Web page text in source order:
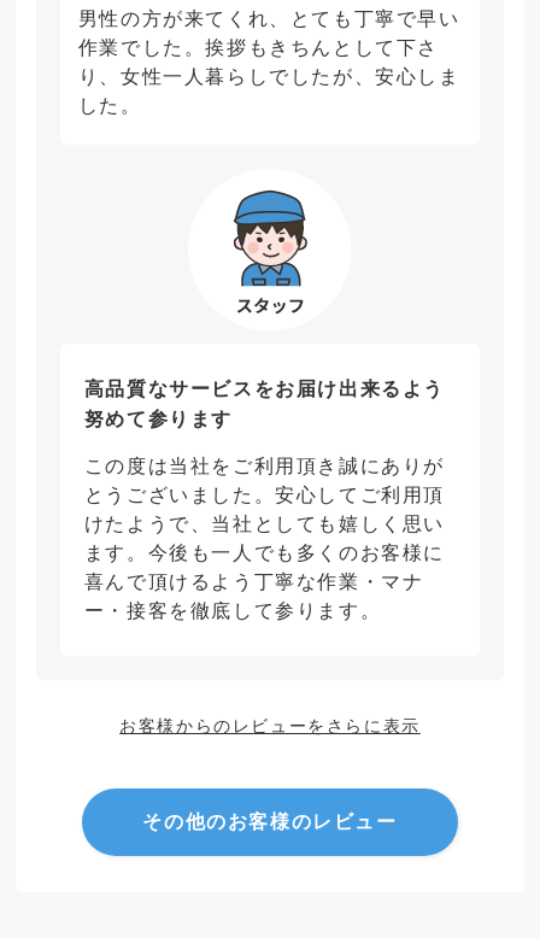
男性の方が来てくれ、とても丁寧で早い
作業でした。挨拶もきちんとして下さ
り、女性一人暮らしでしたが、安心しま
した。
高品質なサービスをお届け出来るよう
努めて参ります
この度は当社をご利用頂き誠にありが
とうございました。安心してご利用頂
けたようで、当社としても嬉しく思い
ます。今後も一人でも多くのお客様に
喜んで頂けるよう丁寧な作業・マナ
ー・接客を徹底して参ります。
お客様からのレビューをさらに表示
その他のお客様のレビュー